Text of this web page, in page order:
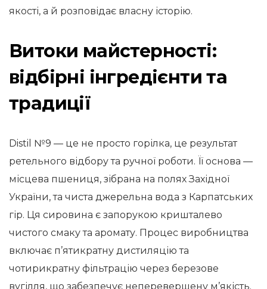
якості, а й розповідає власну історію.
Витоки майстерності:
відбірні інгредієнти та
традиції
Distil №9 — це не просто горілка, це результат
ретельного відбору та ручної роботи. Її основа —
місцева пшениця, зібрана на полях Західної
України, та чиста джерельна вода з Карпатських
гір. Ця сировина є запорукою кришталево
чистого смаку та аромату. Процес виробництва
включає п’ятикратну дистиляцію та
чотирикратну фільтрацію через березове
вугілля, що забезпечує неперевершену м’якість.